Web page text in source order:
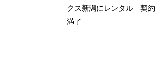
クス新潟にレンタル 契約
満了